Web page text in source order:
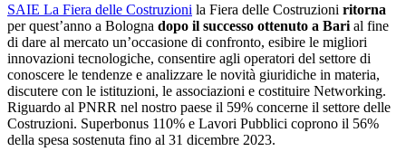
SAIE La Fiera delle Costruzioni la Fiera delle Costruzioni ritorna
per quest’anno a Bologna dopo il successo ottenuto a Bari al fine
di dare al mercato un’occasione di confronto, esibire le migliori
innovazioni tecnologiche, consentire agli operatori del settore di
conoscere le tendenze e analizzare le novità giuridiche in materia,
discutere con le istituzioni, le associazioni e costituire Networking.
Riguardo al PNRR nel nostro paese il 59% concerne il settore delle
Costruzioni. Superbonus 110% e Lavori Pubblici coprono il 56%
della spesa sostenuta fino al 31 dicembre 2023.